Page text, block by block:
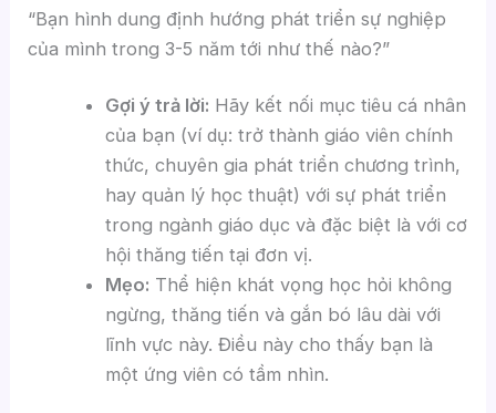
“Bạn hình dung định hướng phát triển sự nghiệp
của mình trong 3-5 năm tới như thế nào?”
Gợi ý trả lời: Hãy kết nối mục tiêu cá nhân
của bạn (ví dụ: trở thành giáo viên chính
thức, chuyên gia phát triển chương trình,
hay quản lý học thuật) với sự phát triển
trong ngành giáo dục và đặc biệt là với cơ
hội thăng tiến tại đơn vị.
Mẹo: Thể hiện khát vọng học hỏi không
ngừng, thăng tiến và gắn bó lâu dài với
lĩnh vực này. Điều này cho thấy bạn là
một ứng viên có tầm nhìn.